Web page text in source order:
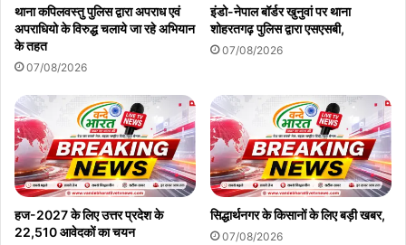
थाना कपिलवस्तु पुलिस द्वारा अपराध एवं
अपराधियो के विरुद्ध चलाये जा रहे अभियान
के तहत
07/08/2026
इंडो-नेपाल बॉर्डर खुनुवां पर थाना
शोहरतगढ़ पुलिस द्वारा एसएसबी,
07/08/2026
हज-2027 के लिए उत्तर प्रदेश के
22,510 आवेदकों का चयन
सिद्धार्थनगर के किसानों के लिए बड़ी खबर,
07/08/2026